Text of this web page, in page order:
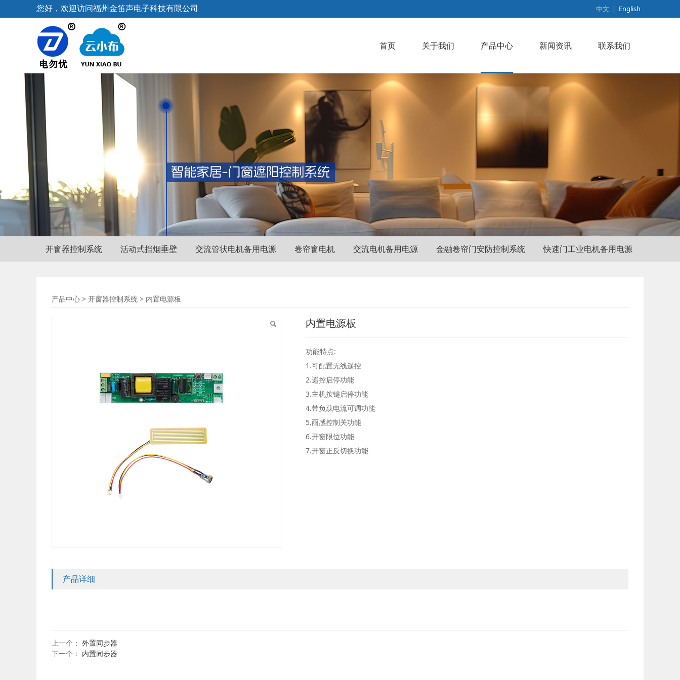
中文 | English
您好，欢迎访问福州金笛声电子科技有限公司
首页 关于我们 产品中心 新闻资讯 联系我们
开窗器控制系统 活动式挡烟垂壁 交流管状电机备用电源 卷帘窗电机 交流电机备用电源 金融卷帘门安防控制系统 快速门工业电机备用电源
内置电源板
产品中心 > 开窗器控制系统 > 内置电源板
内置电源板
功能特点:
1.可配置无线遥控
2.遥控启停功能
3.主机按键启停功能
4.带负载电流可调功能
5.雨感控制关功能
6.开窗限位功能
7.开窗正反切换功能
产品详细
上一个： 外置同步器
下一个： 内置同步器